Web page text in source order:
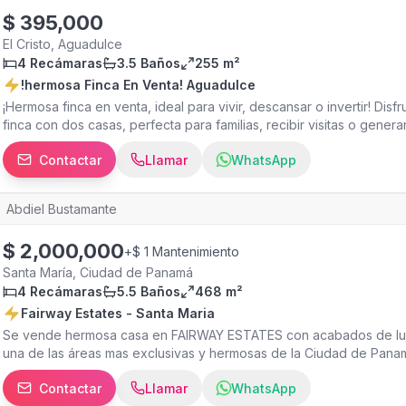
le atenderemos!
$ 395,000
El Cristo, Aguadulce
4 Recámaras
3.5 Baños
255 m²
!hermosa Finca En Venta! Aguadulce
¡Hermosa finca en venta, ideal para vivir, descansar o invertir!
finca con dos casas, perfecta para familias, recibir visitas o
254.95mts 3 habitaciones 2 1/2 baños Vestidor grande Sala
para disfrutar del hermoso entorno Estacionamiento para 4 carros
Comedor Vestidor grande La propiedad también cuenta con:
perros y otras mascotas puedan disfrutar libremente sin
Ubicada en una zona tranquila y rodeada de naturaleza, esta
paz, privacidad y calidad de vida. Solo se atenderán compradores
únicamente con cita previa. Mas tierra disponible alrededor, si
Contactar Llamar WhatsApp
Abdiel Bustamante
$ 2,000,000+$ 1 Mantenimiento
Santa María, Ciudad de Panamá
4 Recámaras
5.5 Baños
468 m²
Fairway Estates - Santa Maria
Se vende hermosa casa en FAIRWAY ESTATES con acabados de
una de las áreas mas exclusivas y hermosas de la Ciudad de
4 recámaras (1 de ellas en planta baja) 5.5 baños cuarto y baño
amplia comedor bar family room cocina moderna área de
Contactar Llamar WhatsApp